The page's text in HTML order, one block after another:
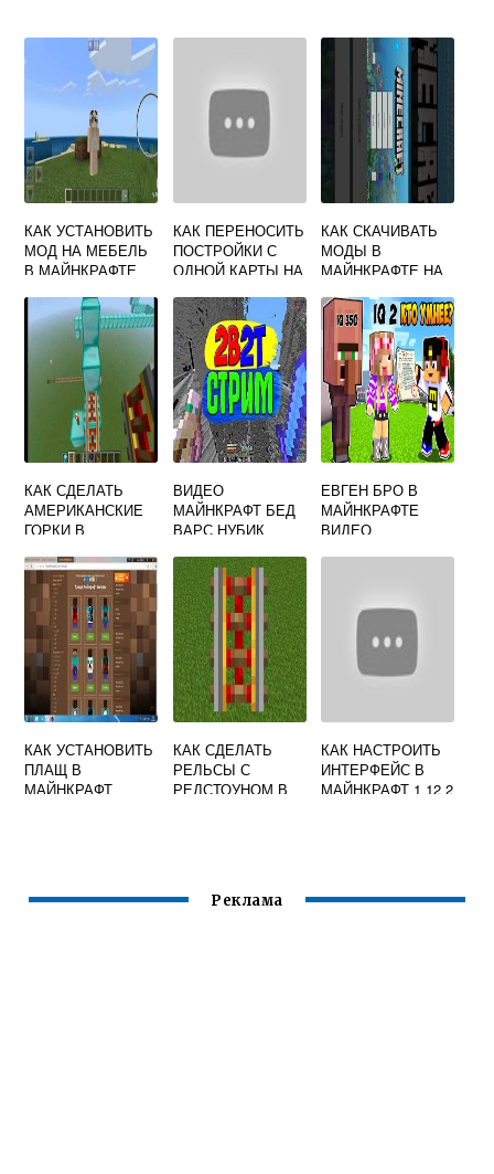
КАК УСТАНОВИТЬ
МОД НА МЕБЕЛЬ
В МАЙНКРАФТЕ
КАК ПЕРЕНОСИТЬ
ПОСТРОЙКИ С
ОДНОЙ КАРТЫ НА
MINECRAFT
КАК СКАЧИВАТЬ
МОДЫ В
МАЙНКРАФТЕ НА
КАК СДЕЛАТЬ
АМЕРИКАНСКИЕ
ГОРКИ В
ВИДЕО
МАЙНКРАФТ БЕД
ВАРС НУБИК
ЕВГЕН БРО В
МАЙНКРАФТЕ
ВИДЕО
КАК УСТАНОВИТЬ
ПЛАЩ В
МАЙНКРАФТ
КАК СДЕЛАТЬ
РЕЛЬСЫ С
РЕДСТОУНОМ В
КАК НАСТРОИТЬ
ИНТЕРФЕЙС В
МАЙНКРАФТ 1 12 2
Реклама